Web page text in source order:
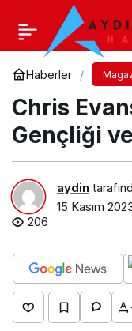
Haberler
Chris
Gençliği
aydin
15 Kasım
206
Chris
Boyu Kaç Cm?